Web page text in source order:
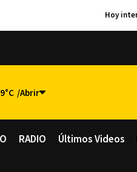
RADIO Últimos Videos